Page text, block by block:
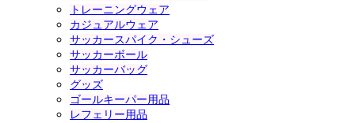
トレーニングウェア
カジュアルウェア
サッカースパイク・シューズ
サッカーボール
サッカーバッグ
グッズ
ゴールキーパー用品
レフェリー用品